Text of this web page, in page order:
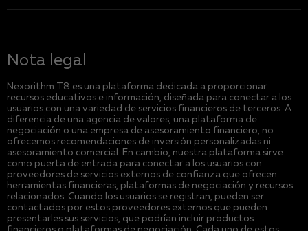
Nota legal
Nexorithm T8 es una plataforma dedicada a proporcionar
recursos educativos e información, diseñada para conectar a los
usuarios con una variedad de servicios financieros de terceros. A
diferencia de una agencia de valores, una plataforma de
negociación o una empresa de asesoramiento financiero, no
ofrecemos recomendaciones de inversión personalizadas ni
asesoramiento comercial. En cambio, nuestra plataforma sirve
como puerta de entrada para conectar a los usuarios con
proveedores de servicios externos de confianza que ofrecen
herramientas financieras, plataformas de negociación y recursos
relacionados. Cuando los usuarios se registran, pueden ser
contactados por estos proveedores externos que pueden
presentarles sus servicios, que podrían incluir productos